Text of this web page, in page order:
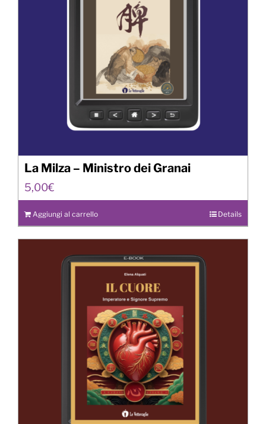
La Milza – Ministro dei Granai
5,00€
Aggiungi al carrello Details